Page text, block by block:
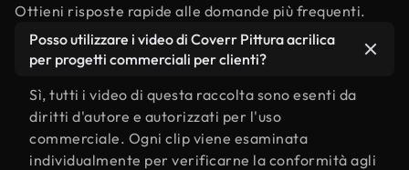
Ottieni risposte rapide alle domande più frequenti.
Posso utilizzare i video di Coverr Pittura acrilica
per progetti commerciali per clienti?
Sì, tutti i video di questa raccolta sono esenti da
diritti d'autore e autorizzati per l'uso
commerciale. Ogni clip viene esaminata
individualmente per verificarne la conformità agli